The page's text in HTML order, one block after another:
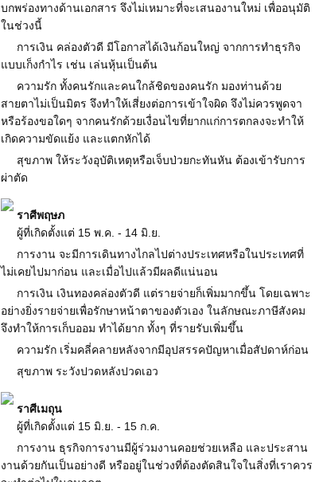
บกพร่องทางด้านเอกสาร จึงไม่เหมาะที่จะเสนองานใหม่ เพื่ออนุมัติ
ในช่วงนี้
การเงิน คล่องตัวดี มีโอกาสได้เงินก้อนใหญ่ จากการทำธุรกิจ
แบบเก็งกำไร เช่น เล่นหุ้นเป็นต้น
ความรัก ทั้งคนรักและคนใกล้ชิดของคนรัก มองท่านด้วย
สายตาไม่เป็นมิตร จึงทำให้เสี่ยงต่อการเข้าใจผิด จึงไม่ควรพูดจา
หรือร้องขอใดๆ จากคนรักด้วยเงื่อนไขที่ยากแก่การตกลงจะทำให้
เกิดความขัดแย้ง และแตกหักได้
สุขภาพ ให้ระวังอุบัติเหตุหรือเจ็บป่วยกะทันหัน ต้องเข้ารับการ
ผ่าตัด
ราศีพฤษภ
ผู้ที่เกิดตั้งแต่ 15 พ.ค. - 14 มิ.ย.
การงาน จะมีการเดินทางไกลไปต่างประเทศหรือในประเทศที่
ไม่เคยไปมาก่อน และเมื่อไปแล้วมีผลดีแน่นอน
การเงิน เงินทองคล่องตัวดี แต่รายจ่ายก็เพิ่มมากขึ้น โดยเฉพาะ
อย่างยิ่งรายจ่ายเพื่อรักษาหน้าตาของตัวเอง ในลักษณะภาษีสังคม
จึงทำให้การเก็บออม ทำได้ยาก ทั้งๆ ที่รายรับเพิ่มขึ้น
ความรัก เริ่มคลี่คลายหลังจากมีอุปสรรคปัญหาเมื่อสัปดาห์ก่อน
สุขภาพ ระวังปวดหลังปวดเอว
ราศีเมถุน
ผู้ที่เกิดตั้งแต่ 15 มิ.ย. - 15 ก.ค.
การงาน ธุรกิจการงานมีผู้ร่วมงานคอยช่วยเหลือ และประสาน
งานด้วยกันเป็นอย่างดี หรืออยู่ในช่วงที่ต้องตัดสินใจในสิ่งที่เราควร